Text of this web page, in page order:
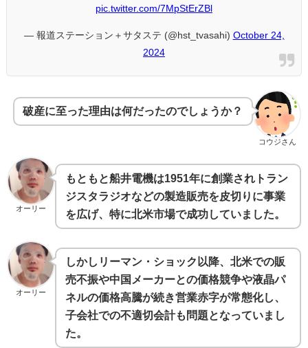
pic.twitter.com/7MpStErZBl
— 報道ステーション＋サタステ (@hst_tvasahi) October 24,
2024
コウジさん
破産に至った理由は何だったのでしょうか？
オーリー
もともと船井電機は1951年に創業されトラン
ジスタラジオなどの製造販売を皮切りに事業
を広げ、特に北米市場で成功していました。
オーリー
しかしリーマン・ショック以降、北米での販
売不振や中国メーカーとの価格競争や液晶パ
ネルの価格高騰が続き営業赤字が常態化し、
子会社での不適切会計も問題となっていまし
た。